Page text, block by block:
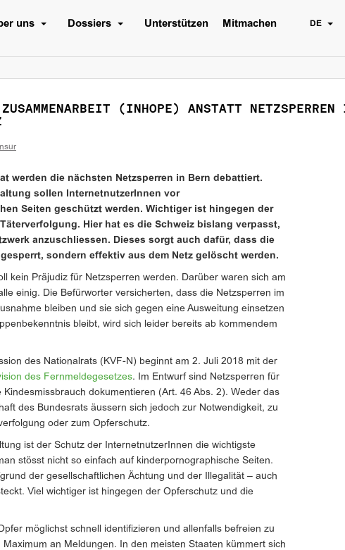
uns Dossiers Unterstützen Mitmachen DE
(INHOPE) ANSTATT NETZSPERREN
werden die nächsten Netzsperren in Bern debattiert.
sollen InternetnutzerInnen vor
Seiten geschützt werden. Wichtiger ist hingegen der
Hier hat es die Schweiz bislang verpasst,
anzuschliessen. Dieses sorgt auch dafür, dass die
sondern effektiv aus dem Netz gelöscht werden.
kein Präjudiz für Netzsperren werden. Darüber waren sich am
einig. Die Befürworter versicherten, dass die Netzsperren im
bleiben und sie sich gegen eine Ausweitung einsetzen
bleibt, wird sich leider bereits ab kommendem
des Nationalrats (KVF-N) beginnt am 2. Juli 2018 mit der
des Fernmeldegesetzes. Im Entwurf sind Netzsperren für
Kindesmissbrauch dokumentieren (Art. 46 Abs. 2). Weder das
des Bundesrats äussern sich jedoch zur Notwendigkeit, zu
oder zum Opferschutz.
ist der Schutz der InternetnutzerInnen die wichtigste
stösst nicht so einfach auf kinderpornographische Seiten.
der gesellschaftlichen Ächtung und der Illegalität – auch
Viel wichtiger ist hingegen der Opferschutz und die
möglichst schnell identifizieren und allenfalls befreien zu
Maximum an Meldungen. In den meisten Staaten kümmert sich